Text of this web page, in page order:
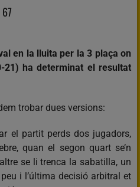
en la lluita per la 3 plaça on
ha determinat el resultat
trobar dues versions:
el partit perds dos jugadors,
quan el segon quart se’n
se li trenca la sabatilla, un
i l’última decisió arbitral et